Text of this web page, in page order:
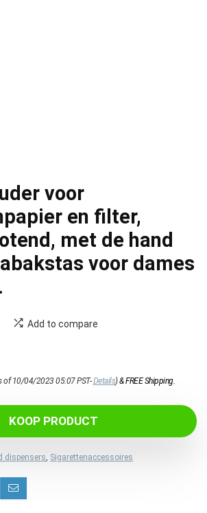
voor
en filter,
met de hand
voor dames
Add to compare
of 10/04/2023 05:07 PST-Details)&FREE Shipping.
KOOP PRODUCT
dispensers, Sigarettenaccessoires